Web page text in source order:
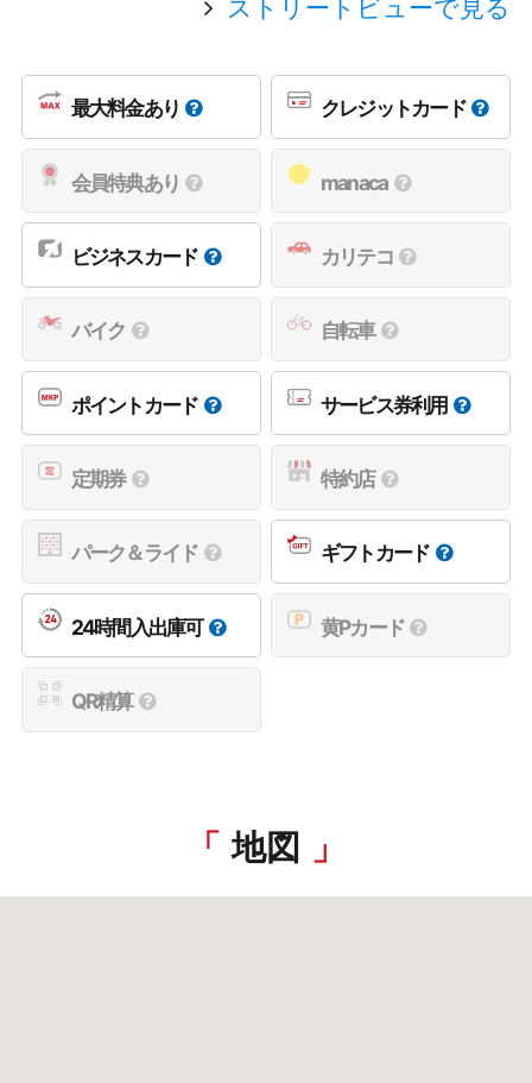
ストリートビューで見る
最大料金あり クレジットカード
会員特典あり manaca
ビジネスカード カリテコ
バイク 自転車
ポイントカード サービス券利用
定期券 特約店
パーク＆ライド ギフトカード
24時間入出庫可 黄Pカード
QR精算
地図